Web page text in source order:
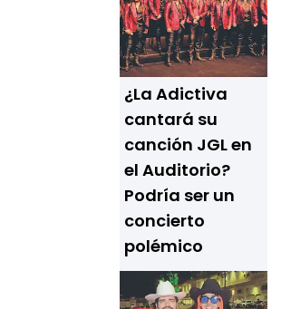
¿La Adictiva
cantará su
canción JGL en
el Auditorio?
Podría ser un
concierto
polémico